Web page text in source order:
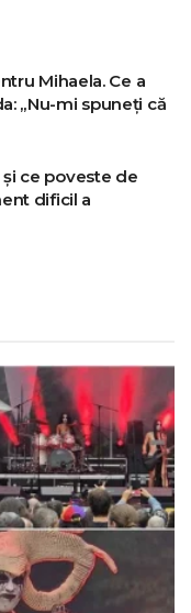
Mihaela. Ce a
„Nu-mi spuneți că
și ce poveste de
dificil a